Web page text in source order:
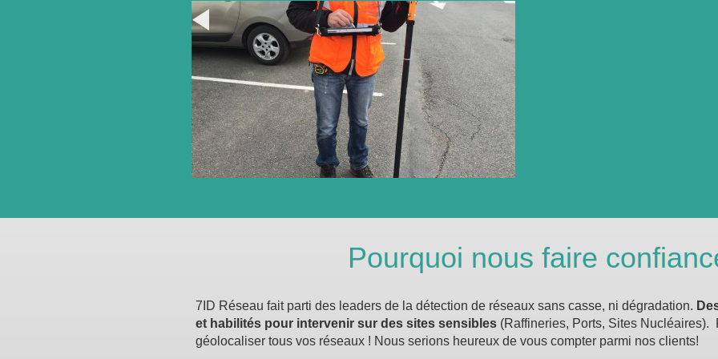
Pourquoi nous faire
7ID Réseau fait parti des leaders de la détection de réseaux sans casse, ni dégradation.
et habilités pour intervenir sur des sites sensibles (Raffineries, Ports, Sites Nucléaires).
géolocaliser tous vos réseaux ! Nous serions heureux de vous compter parmi nos clients!